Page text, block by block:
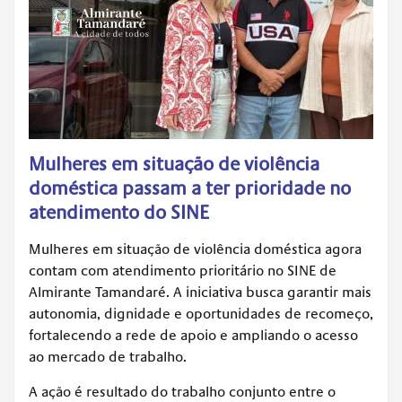
Mulheres em situação de violência
doméstica passam a ter prioridade no
atendimento do SINE
Mulheres em situação de violência doméstica agora
contam com atendimento prioritário no SINE de
Almirante Tamandaré. A iniciativa busca garantir mais
autonomia, dignidade e oportunidades de recomeço,
fortalecendo a rede de apoio e ampliando o acesso
ao mercado de trabalho.
A ação é resultado do trabalho conjunto entre o